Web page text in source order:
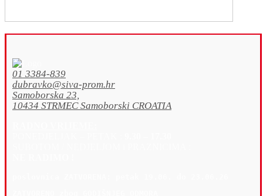
01 3384-839
dubravko@siva-prom.hr
Samoborska 23,
10434 STRMEC Samoborski CROATIA